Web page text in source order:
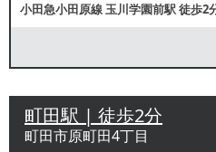
小田急小田原線玉川学園前駅徒歩2
町田駅 | 徒歩2分
町田市原町田4丁目